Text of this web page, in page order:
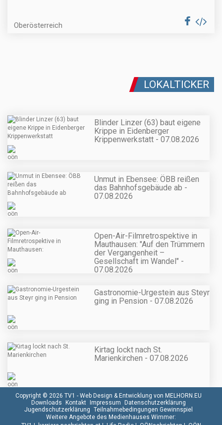
Oberösterreich
LOKALTICKER
Blinder Linzer (63) baut eigene
Krippe in Eidenberger
Krippenwerkstatt - 07.08.2026
Unmut in Ebensee: ÖBB reißen
das Bahnhofsgebäude ab -
07.08.2026
Open-Air-Filmretrospektive in
Mauthausen: "Auf den Trümmern
der Vergangenheit –
Gesellschaft im Wandel" -
07.08.2026
Gastronomie-Urgestein aus Steyr
ging in Pension - 07.08.2026
Kirtag lockt nach St.
Marienkirchen - 07.08.2026
Copyright © 2026 TV1 - Web Design & Entwicklung von MELHORN.EU
Downloads Kontakt Impressum Datenschutzerklärung
Jugendschutzerklärung Teilnahmebedingungen Gewinnspiel
Weitere Angebote des Medienhauses Wimmer: